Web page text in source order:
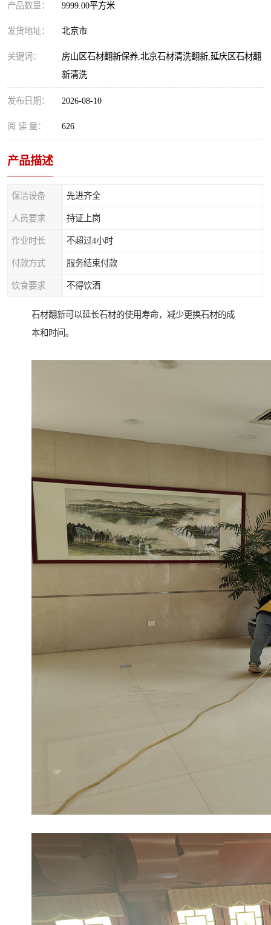
产品数量： 9999.00平方米
发货地址： 北京市
关键词：
房山区石材翻新保养,北京石材清洗翻新,延庆区石材翻
新清洗
发布日期： 2026-08-10
阅 读 量： 626
产品描述
保洁设备 先进齐全
人员要求 持证上岗
作业时长 不超过4小时
付款方式 服务结束付款
饮食要求 不得饮酒
石材翻新可以延长石材的使用寿命，减少更换石材的成
本和时间。